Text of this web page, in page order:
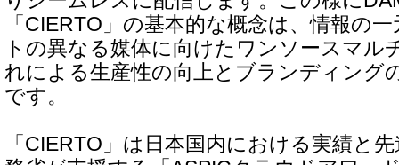
「CIERTO」の基本的な概念は、情報の
トの異なる媒体に向けたワンソースマル
れによる生産性の向上とブランディング
です。
「CIERTO」は日本国内における実績と